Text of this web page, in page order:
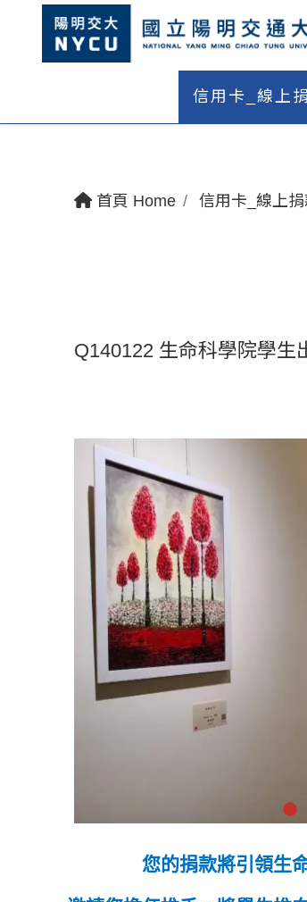
信用卡_線上
首頁 Home 信用卡_線上
Q140122 生命科學院學生
您的捐款將引領生